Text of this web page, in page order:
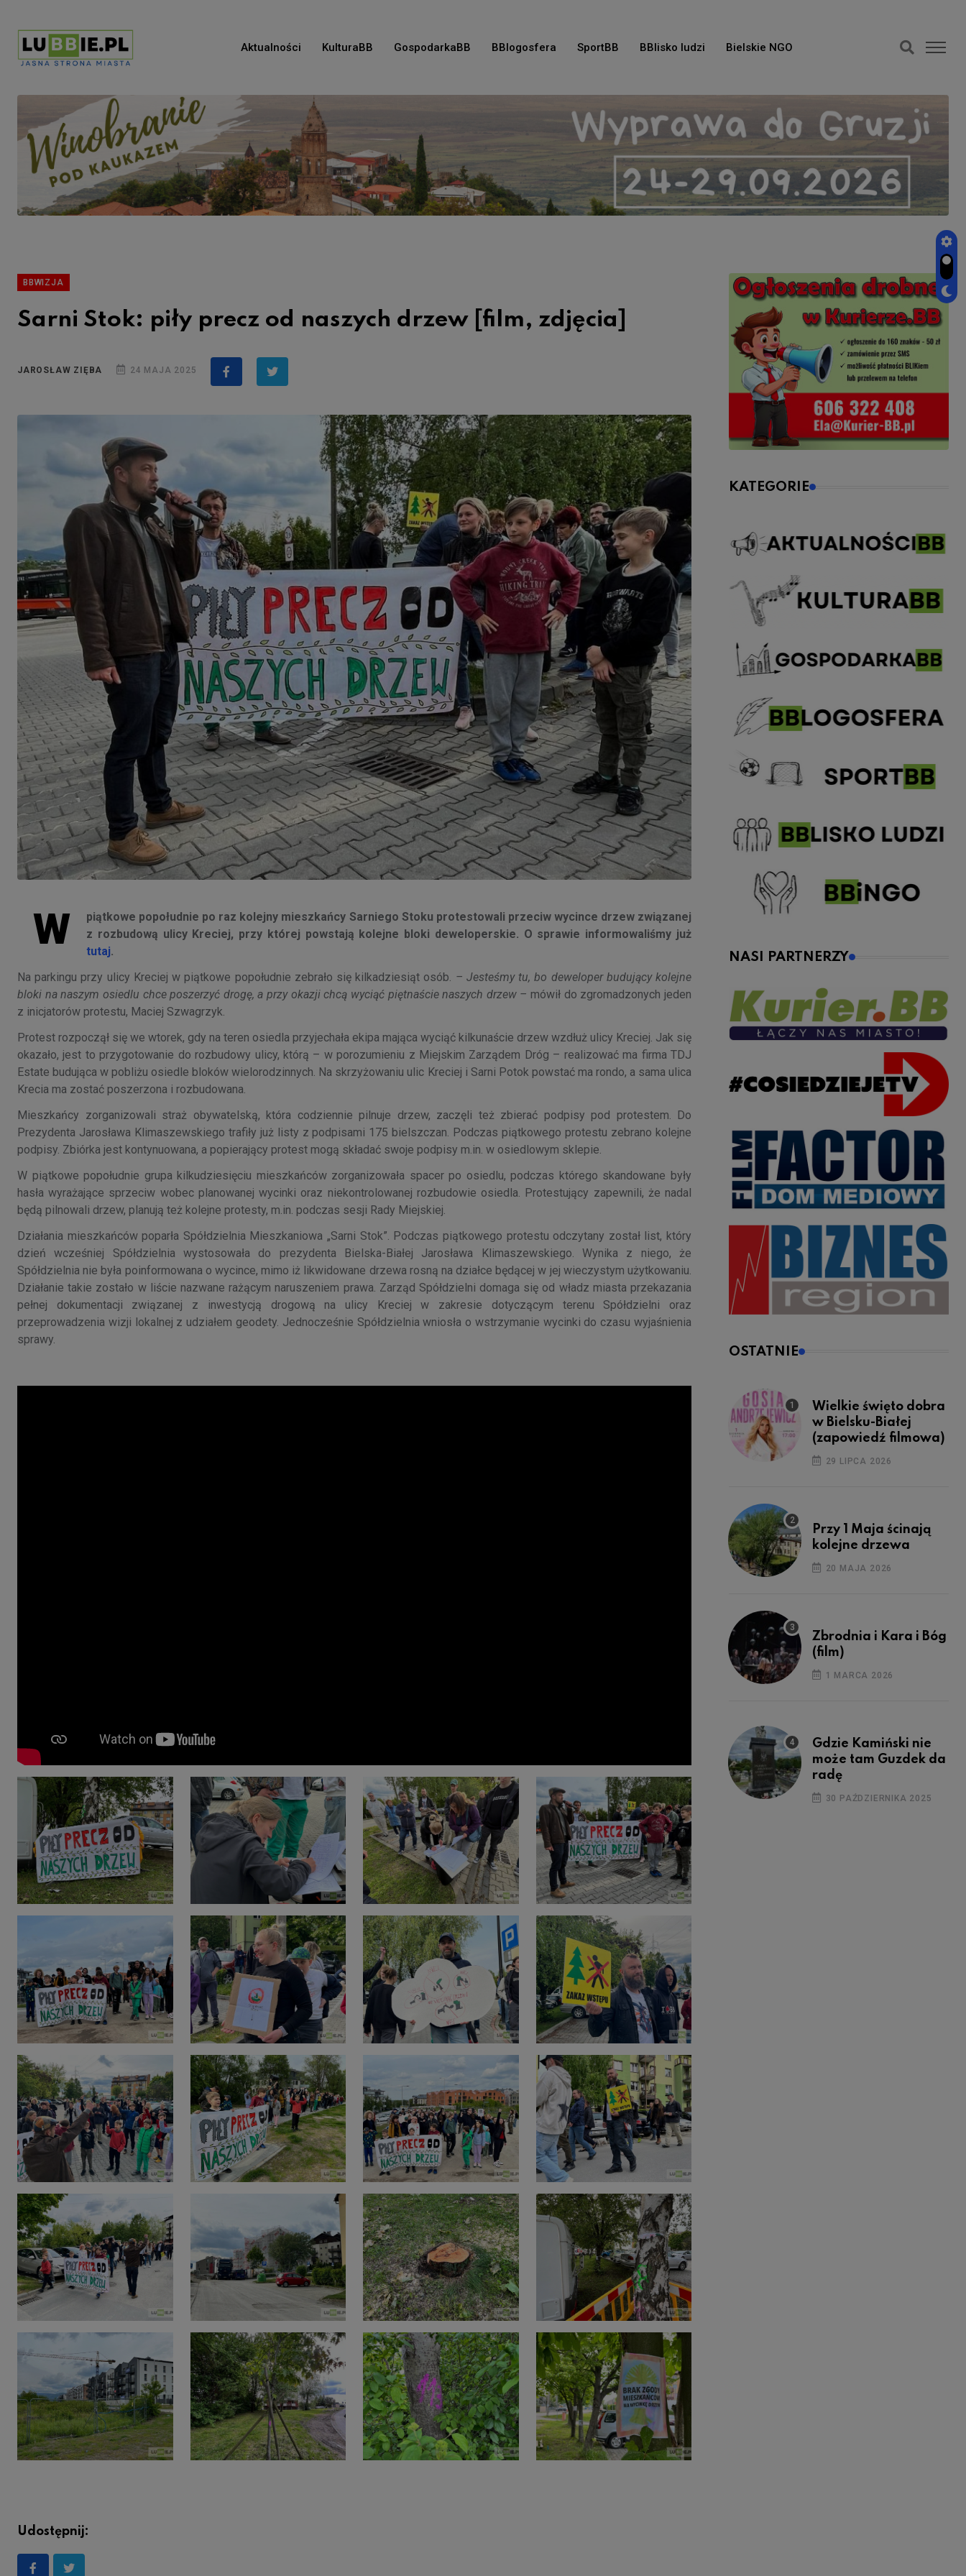
Aktualności KulturaBB GospodarkaBB BBlogosfera SportBB BBlisko ludzi Bielskie NGO
BBWIZJA
Sarni Stok: piły precz od naszych drzew [film, zdjęcia]
JAROSŁAW ZIĘBA 24 MAJA 2025
W
piątkowe popołudnie po raz kolejny mieszkańcy Sarniego Stoku protestowali przeciw wycince drzew związanej
z rozbudową ulicy Kreciej, przy której powstają kolejne bloki deweloperskie. O sprawie informowaliśmy już
tutaj.
Na parkingu przy ulicy Kreciej w piątkowe popołudnie zebrało się kilkadziesiąt osób. – Jesteśmy tu, bo deweloper budujący kolejne
bloki na naszym osiedlu chce poszerzyć drogę, a przy okazji chcą wyciąć piętnaście naszych drzew – mówił do zgromadzonych jeden
z inicjatorów protestu, Maciej Szwagrzyk.
Protest rozpoczął się we wtorek, gdy na teren osiedla przyjechała ekipa mająca wyciąć kilkunaście drzew wzdłuż ulicy Kreciej. Jak się
okazało, jest to przygotowanie do rozbudowy ulicy, którą – w porozumieniu z Miejskim Zarządem Dróg – realizować ma firma TDJ
Estate budująca w pobliżu osiedle bloków wielorodzinnych. Na skrzyżowaniu ulic Kreciej i Sarni Potok powstać ma rondo, a sama ulica
Krecia ma zostać poszerzona i rozbudowana.
Mieszkańcy zorganizowali straż obywatelską, która codziennie pilnuje drzew, zaczęli też zbierać podpisy pod protestem. Do
Prezydenta Jarosława Klimaszewskiego trafiły już listy z podpisami 175 bielszczan. Podczas piątkowego protestu zebrano kolejne
podpisy. Zbiórka jest kontynuowana, a popierający protest mogą składać swoje podpisy m.in. w osiedlowym sklepie.
W piątkowe popołudnie grupa kilkudziesięciu mieszkańców zorganizowała spacer po osiedlu, podczas którego skandowane były
hasła wyrażające sprzeciw wobec planowanej wycinki oraz niekontrolowanej rozbudowie osiedla. Protestujący zapewnili, że nadal
będą pilnowali drzew, planują też kolejne protesty, m.in. podczas sesji Rady Miejskiej.
Działania mieszkańców poparła Spółdzielnia Mieszkaniowa „Sarni Stok”. Podczas piątkowego protestu odczytany został list, który
dzień wcześniej Spółdzielnia wystosowała do prezydenta Bielska-Białej Jarosława Klimaszewskiego. Wynika z niego, że
Spółdzielnia nie była poinformowana o wycince, mimo iż likwidowane drzewa rosną na działce będącej w jej wieczystym użytkowaniu.
Działanie takie zostało w liście nazwane rażącym naruszeniem prawa. Zarząd Spółdzielni domaga się od władz miasta przekazania
pełnej dokumentacji związanej z inwestycją drogową na ulicy Kreciej w zakresie dotyczącym terenu Spółdzielni oraz
przeprowadzenia wizji lokalnej z udziałem geodety. Jednocześnie Spółdzielnia wniosła o wstrzymanie wycinki do czasu wyjaśnienia
sprawy.
Udostępnij:
KATEGORIE
NASI PARTNERZY
OSTATNIE
Wielkie święto dobra
w Bielsku-Białej
(zapowiedź filmowa)
29 LIPCA 2026
Przy 1 Maja ścinają
kolejne drzewa
20 MAJA 2026
Zbrodnia i Kara i Bóg
(film)
1 MARCA 2026
Gdzie Kamiński nie
może tam Guzdek da
radę
30 PAŹDZIERNIKA 2025